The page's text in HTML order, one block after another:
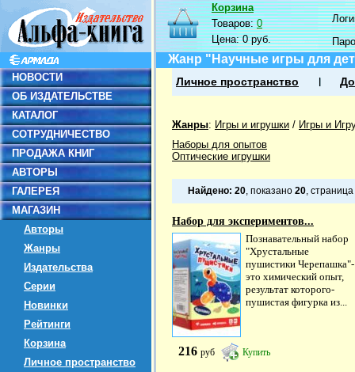
НОВОСТИ
ОБ ИЗДАТЕЛЬСТВЕ
КАТАЛОГ
СОТРУДНИЧЕСТВО
ПРОДАЖА КНИГ
АВТОРЫ
ГАЛЕРЕЯ
МАГАЗИН
Авторы
Жанры
Издательства
Серии
Новинки
Рейтинги
Корзина
Личное пространство
Корзина
Товаров:0
Цена:0 руб.
Жанр "Научные игры для
Личное пространство
Жанры: Игры и игрушки / Игры и
Наборы для опытов
Оптические игрушки
Найдено: 20, показано 20, страница
Набор для экспериментов...
Познавательный набор
"Хрустальные
пушистики Черепашка"-
это химический опыт,
результат которого-
пушистая фигурка из...
216 руб Купить